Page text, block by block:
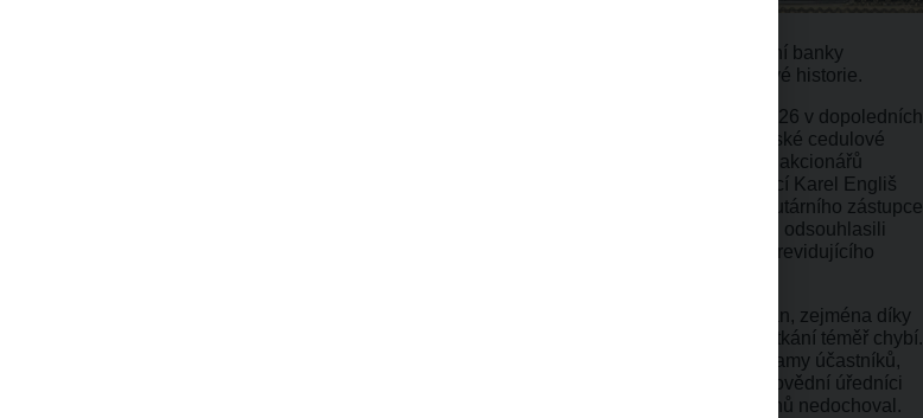
V sobotu 21. března 2026 uplynulo sto let od ustavení Národní banky
Československé, klíčového momentu československé měnové historie.
Ve Smetanově síni Obecního domu se v neděli 21. března 1926 v dopoledních
hodinách uskutečnila Ustavující valná hromada československé cedulové
banky. Za přítomnosti nejvýznamnějších představitelů státu a akcionářů
oprávněných k účasti na tomto setkání odevzdal ministr financí Karel Engliš
symbolicky do péče guvernéra Viléma Pospíšila, jakožto statutárního zástupce
Národní banky, československou korunu. Následně akcionáři odsouhlasili
ustavení banky a zvolili šest členů bankovní rady a pět členů revidujícího
Ačkoliv průběh této události je poměrně dobře zdokumentován, zejména díky
tisku a dokonce i filmovými záběry, doklady ze samotného setkání téměř chybí.
Bývalo sice běžné pořizovat z valných hromad zápisy a seznamy účastníků,
ale pravděpodobně unikátnost této chvíle způsobila, že zodpovědní úředníci
zapomněli uložit originální zápis. Ten se proto do dnešních dnů nedochoval.